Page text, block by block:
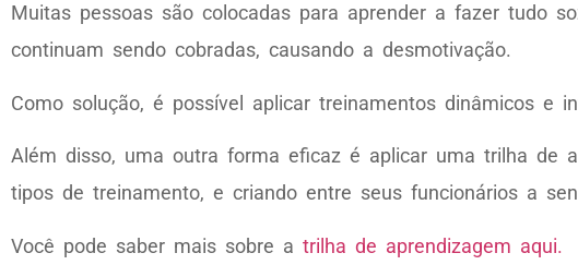
Muitas pessoas são colocadas para aprender a fazer tudo
continuam sendo cobradas, causando a desmotivação.
Como solução, é possível aplicar treinamentos dinâmicos e
Além disso, uma outra forma eficaz é aplicar uma trilha de
tipos de treinamento, e criando entre seus funcionários a
Você pode saber mais sobre a trilha de aprendizagem aqui.